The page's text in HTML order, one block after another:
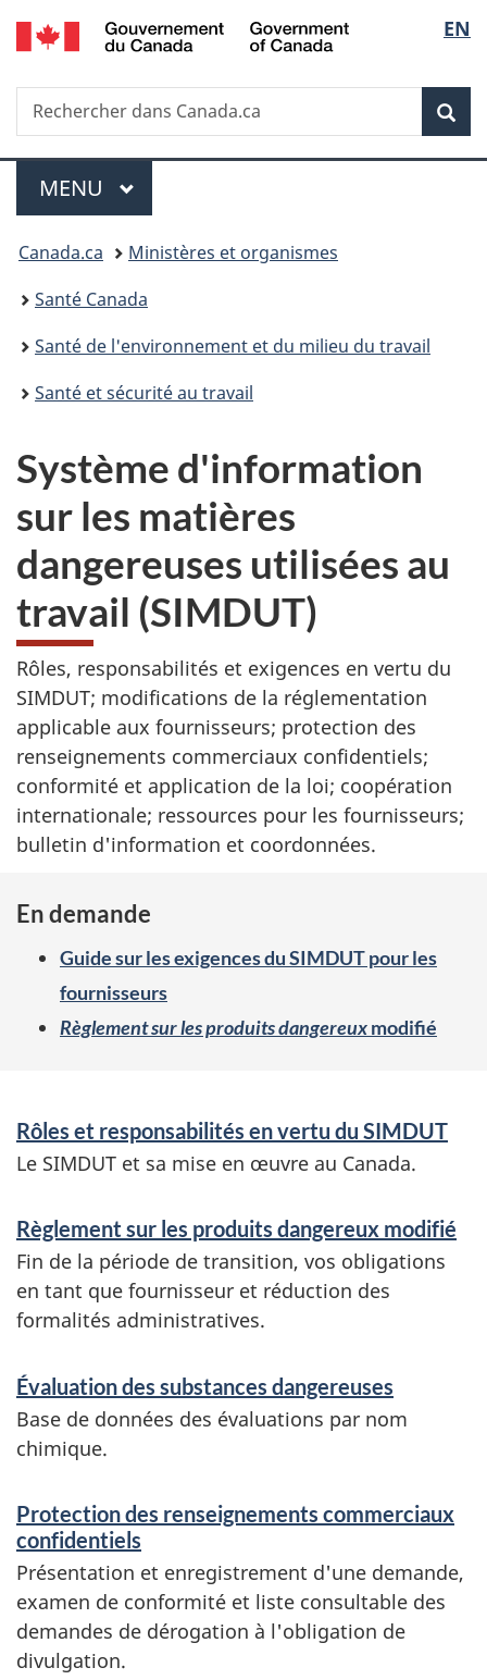
Passer
au
principal
Passer
à
Au
du
Passer
à
version
simplifiée
de
la
EN
Recherche
Rechercher
dans
Menu
MENU PRINCIPAL
Vous
êtes
ici :
Canada.ca
Ministères et organismes
Santé Canada
Santé de l'environnement et du milieu du travail
Santé et sécurité au travail
Système d'information
sur les matières
dangereuses utilisées au
travail (SIMDUT)
Rôles, responsabilités et exigences en vertu du
SIMDUT; modifications de la réglementation
applicable aux fournisseurs; protection des
renseignements commerciaux confidentiels;
conformité et application de la loi; coopération
internationale; ressources pour les fournisseurs;
bulletin d'information et coordonnées.
En demande
Guide sur les exigences du SIMDUT pour les
fournisseurs
Règlement sur les produits dangereuxmodifié
e
v
i
c
s
a
n
d
i
n
f
o
Rôles et responsabilités en vertu du SIMDUT
Le SIMDUT et sa mise en œuvre au Canada.
Règlement sur les produits dangereux modifié
Fin de la période de transition, vos obligations
en tant que fournisseur et réduction des
formalités administratives.
Évaluation des substances dangereuses
Base de données des évaluations par nom
chimique.
Protection des renseignements commerciaux
confidentiels
Présentation et enregistrement d'une demande,
examen de conformité et liste consultable des
demandes de dérogation à l'obligation de
divulgation.